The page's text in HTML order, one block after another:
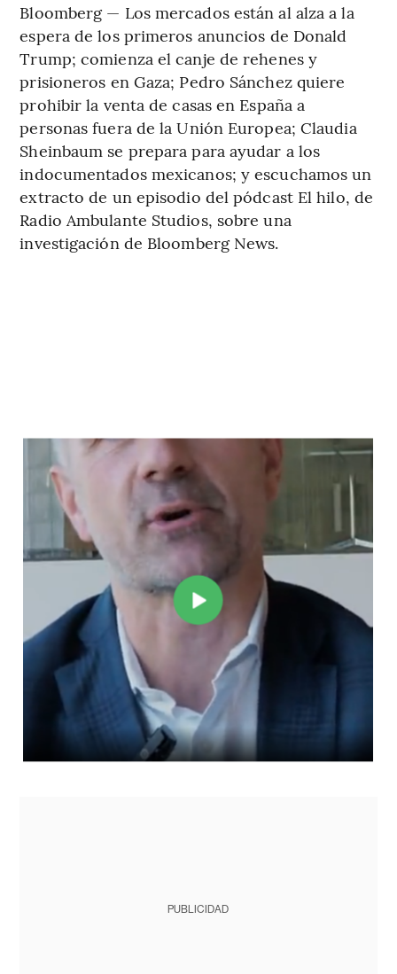
Bloomberg — Los mercados están al alza a la
espera de los primeros anuncios de Donald
Trump; comienza el canje de rehenes y
prisioneros en Gaza; Pedro Sánchez quiere
prohibir la venta de casas en España a
personas fuera de la Unión Europea; Claudia
Sheinbaum se prepara para ayudar a los
indocumentados mexicanos; y escuchamos un
extracto de un episodio del pódcast El hilo, de
Radio Ambulante Studios, sobre una
investigación de Bloomberg News.
PUBLICIDAD